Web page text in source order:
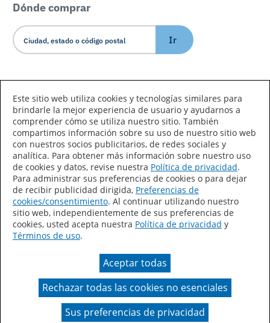
Dónde comprar
Ir
Declaración de accesibilidad
Mapa del sitio
Términos de uso
Privacidad
Sus preferencias de privacidad
Ley de Cadenas de Suministro de California
Un color real puede variar en comparación con la
presentación en pantalla.
Este sitio web utiliza cookies y tecnologías similares para
brindarle la mejor experiencia de usuario y ayudarnos a
comprender cómo se utiliza nuestro sitio. También
compartimos información sobre su uso de nuestro sitio web
con nuestros socios publicitarios, de redes sociales y
analítica. Para obtener más información sobre nuestro uso
de cookies y datos, revise nuestra Política de privacidad.
Para administrar sus preferencias de cookies o para dejar
de recibir publicidad dirigida, Preferencias de
cookies/consentimiento. Al continuar utilizando nuestro
sitio web, independientemente de sus preferencias de
cookies, usted acepta nuestra Política de privacidad y
Términos de uso.
Aceptar todas
Rechazar todas las cookies no esenciales
Sus preferencias de privacidad